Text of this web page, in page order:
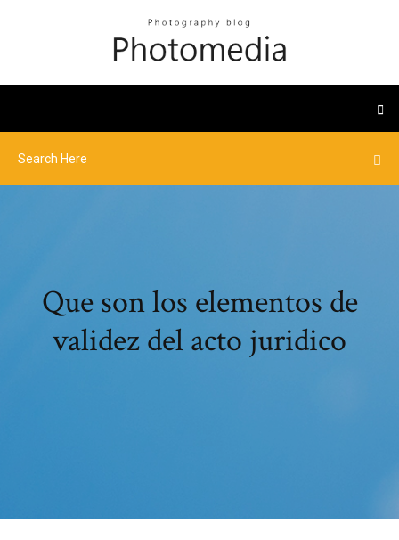
Que son los elementos de
validez del acto juridico